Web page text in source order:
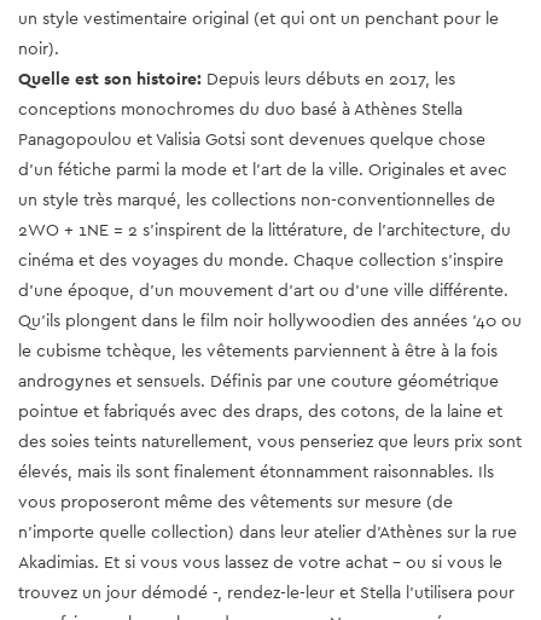
un style vestimentaire original (et qui ont un penchant pour le
noir).
Quelle est son histoire: Depuis leurs débuts en 2017, les
conceptions monochromes du duo basé à Athènes Stella
Panagopoulou et Valisia Gotsi sont devenues quelque chose
d'un fétiche parmi la mode et l'art de la ville. Originales et avec
un style très marqué, les collections non-conventionnelles de
2WO + 1NE = 2 s’inspirent de la littérature, de l’architecture, du
cinéma et des voyages du monde. Chaque collection s'inspire
d'une époque, d'un mouvement d'art ou d'une ville différente.
Qu'ils plongent dans le film noir hollywoodien des années '40 ou
le cubisme tchèque, les vêtements parviennent à être à la fois
androgynes et sensuels. Définis par une couture géométrique
pointue et fabriqués avec des draps, des cotons, de la laine et
des soies teints naturellement, vous penseriez que leurs prix sont
élevés, mais ils sont finalement étonnamment raisonnables. Ils
vous proposeront même des vêtements sur mesure (de
n'importe quelle collection) dans leur atelier d'Athènes sur la rue
Akadimias. Et si vous vous lassez de votre achat - ou si vous le
trouvez un jour démodé -, rendez-le-leur et Stella l'utilisera pour